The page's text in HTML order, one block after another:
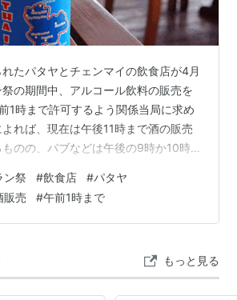
たパタヤとチェンマイの飲食店が4月
の期間中、アルコール飲料の販売を
1時まで許可するよう関係当局に求め
れば、現在は午後11時まで酒の販売
のの、パブなどは午後の9時か10時に
たままだという。 なお、タイ・アル
協会のタナコン会長によれば、酒の
売が伸びると予想されるのは主にビ
ているが、このような施設の営業は
いため、販売時間が延…
ン祭 #飲食店 #パタヤ
販売 #午前1時まで
もっと見る